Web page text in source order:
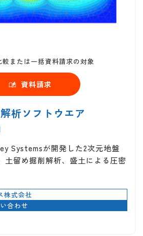
較または一括資料請求の対象
資料請求
析ソフトウエア
Systemsが開発した2次元地盤
土留め掘削解析、盛土による圧密
株式会社
合わせ